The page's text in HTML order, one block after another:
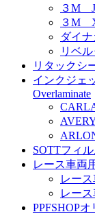
３M
３M
ダイ
リベル
リタックシ
インクジェ
Overlaminate
SOTTフィ
レース車両
レー
レー
PPFSHOP